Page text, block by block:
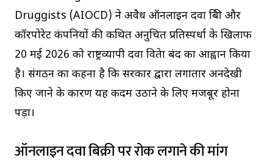
Druggists (AIOCD) ने अवैध ऑनलाइन दवा बिक्री और
कॉरपोरेट कंपनियों की कथित अनुचित प्रतिस्पर्धा के खिलाफ
20 मई 2026 को राष्ट्रव्यापी दवा विक्रेता बंद का आह्वान किया
है। संगठन का कहना है कि सरकार द्वारा लगातार अनदेखी
किए जाने के कारण यह कदम उठाने के लिए मजबूर होना
पड़ा।
ऑनलाइन दवा बिक्री पर रोक लगाने की मांग